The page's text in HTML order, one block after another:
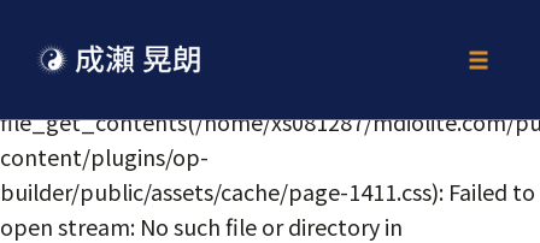
Warning
file_get_contents(/home/xs081287/mdiolite.com/
content/plugins/op-
builder/public/assets/cache/page-1411.css): Failed to
open stream: No such file or directory in